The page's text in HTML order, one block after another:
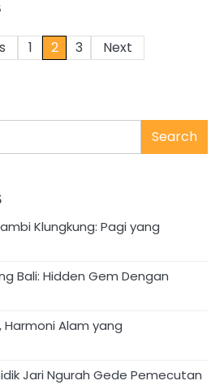
1 2 3 Next
Search
Klungkung: Pagi yang
Bali: Hidden Gem Dengan
Alam yang
Jari Ngurah Gede Pemecutan